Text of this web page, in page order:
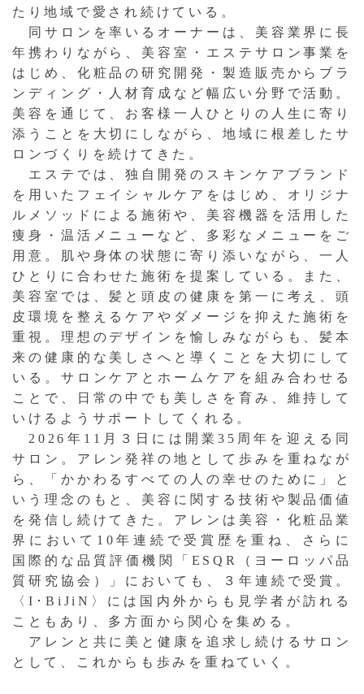
たり地域で愛され続けている。
同サロンを率いるオーナーは、美容業界に長
年携わりながら、美容室・エステサロン事業を
はじめ、化粧品の研究開発・製造販売からブラ
ンディング・人材育成など幅広い分野で活動。
美容を通じて、お客様一人ひとりの人生に寄り
添うことを大切にしながら、地域に根差したサ
ロンづくりを続けてきた。
エステでは、独自開発のスキンケアブランド
を用いたフェイシャルケアをはじめ、オリジナ
ルメソッドによる施術や、美容機器を活用した
痩身・温活メニューなど、多彩なメニューをご
用意。肌や身体の状態に寄り添いながら、一人
ひとりに合わせた施術を提案している。また、
美容室では、髪と頭皮の健康を第一に考え、頭
皮環境を整えるケアやダメージを抑えた施術を
重視。理想のデザインを愉しみながらも、髪本
来の健康的な美しさへと導くことを大切にして
いる。サロンケアとホームケアを組み合わせる
ことで、日常の中でも美しさを育み、維持して
いけるようサポートしてくれる。
2026年11月３日には開業35周年を迎える同
サロン。アレン発祥の地として歩みを重ねなが
ら、「かかわるすべての人の幸せのために」と
いう理念のもと、美容に関する技術や製品価値
を発信し続けてきた。アレンは美容・化粧品業
界において10年連続で受賞歴を重ね、さらに
国際的な品質評価機関「ESQR（ヨーロッパ品
質研究協会）」においても、３年連続で受賞。
〈I･BiJiN〉には国内外からも見学者が訪れる
こともあり、多方面から関心を集める。
アレンと共に美と健康を追求し続けるサロン
として、これからも歩みを重ねていく。